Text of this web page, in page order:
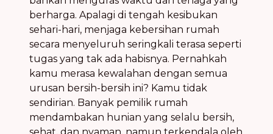
berharga. Apalagi di tengah kesibukan
sehari-hari, menjaga kebersihan rumah
secara menyeluruh seringkali terasa seperti
tugas yang tak ada habisnya. Pernahkah
kamu merasa kewalahan dengan semua
urusan bersih-bersih ini? Kamu tidak
sendirian. Banyak pemilik rumah
mendambakan hunian yang selalu bersih,